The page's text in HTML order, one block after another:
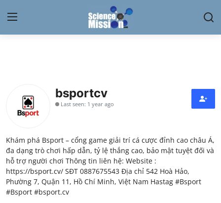
Contact
News
Research
Science Hangouts
bsportcv
Last seen: 1 year ago
Khám phá Bsport – cổng game giải trí cá cược đỉnh cao châu Á,
đa dạng trò chơi hấp dẫn, tỷ lệ thắng cao, bảo mật tuyệt đối và
hỗ trợ người chơi Thông tin liên hệ: Website :
https://bsport.cv/ SĐT 0887675543 Địa chỉ 542 Hoà Hảo,
Phường 7, Quận 11, Hồ Chí Minh, Việt Nam Hastag #Bsport
#Bsport #bsport.cv